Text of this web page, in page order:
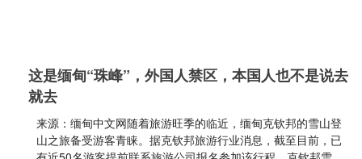
这是缅甸“珠峰”，外国人禁区，本国人也不是说去
就去
来源：缅甸中文网随着旅游旺季的临近，缅甸克钦邦的雪山登
山之旅备受游客青睐。据克钦邦旅游行业消息，截至目前，已